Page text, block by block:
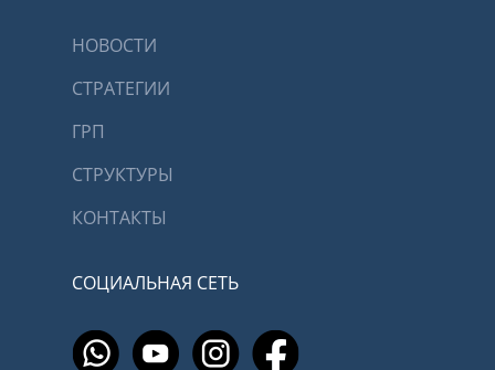
НОВОСТИ
СТРАТЕГИИ
ГРП
СТРУКТУРЫ
КОНТАКТЫ
СОЦИАЛЬНАЯ СЕТЬ